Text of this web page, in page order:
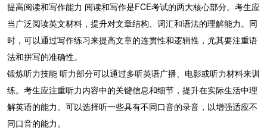
提高阅读和写作能力 阅读和写作是FCE考试的两大核心部分。考生应
当广泛阅读英文材料，提升对文章结构、词汇和语法的理解能力。同
时，可以通过写作练习来提高文章的连贯性和逻辑性，尤其要注重语
法和拼写的准确性。
锻炼听力技能 听力部分可以通过多听英语广播、电影或听力材料来训
练。考生应注重听力内容中的关键信息和细节，提升在实际生活中理
解英语的能力。可以选择听一些具有不同口音的录音，以增强适应不
同口音的能力。